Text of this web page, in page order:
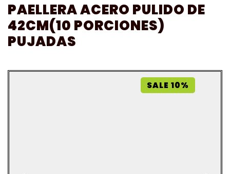
PAELLERA ACERO PULIDO DE
42CM(10 PORCIONES)
PUJADAS
SALE 10%